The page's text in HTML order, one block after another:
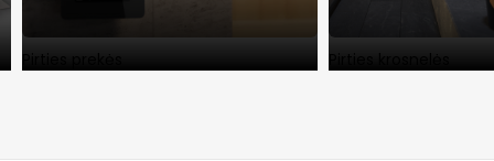
Pirties prekės Pirties krosnelės